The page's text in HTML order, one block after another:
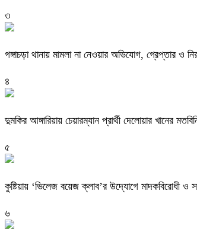
৩
গঙ্গাচড়া থানায় মামলা না নেওয়ার অভিযোগ, গ্রেপ্তার ও
৪
দুমকির আঙ্গারিয়ায় চেয়ারম্যান প্রার্থী দেলোয়ার খানের
৫
কুষ্টিয়ায় ‘ভিলেজ বয়েজ ক্লাব’র উদ্যোগে মাদকবিরোধী ও
৬